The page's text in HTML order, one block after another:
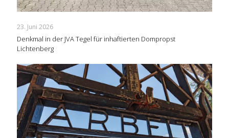
23. Juni 2026
Denkmal in der JVA Tegel für inhaftierten Dompropst
Lichtenberg